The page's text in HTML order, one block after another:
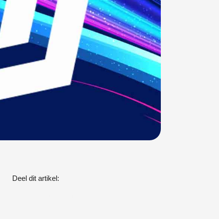
Deel dit artikel: